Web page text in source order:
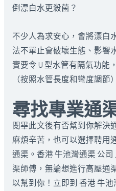
倒漂白水更殺菌？
不少人為求安心，會將漂白
法不單止會破壞生態、影響
實要令 U 型水管有隔氣功能
（按照水管長度和彎度調節
尋找專業通
閱畢此文後有否幫到你解決
麻煩辛苦，也可以選擇聘用
通渠。香港 牛池灣通渠 公
渠師傅，無論想進行高壓通
以幫到你！立即到 香港 牛池